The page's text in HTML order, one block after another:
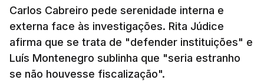
Carlos Cabreiro pede serenidade interna e
externa face às investigações. Rita Júdice
afirma que se trata de "defender instituições" e
Luís Montenegro sublinha que "seria estranho
se não houvesse fiscalização".